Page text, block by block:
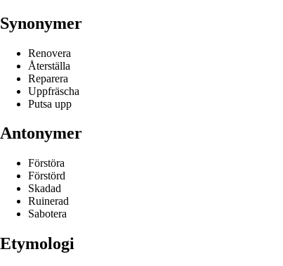
Synonymer
Renovera
Återställa
Reparera
Uppfräscha
Putsa upp
Antonymer
Förstöra
Förstörd
Skadad
Ruinerad
Sabotera
Etymologi